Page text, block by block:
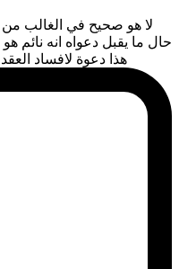
لا هو صحيح في الغالب
حال ما يقبل دعواه انه نائم
هذا دعوة لافساد